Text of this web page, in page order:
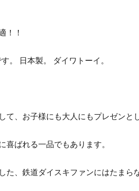
！
。 日本製。 ダイワトーイ。
て、お子様にも大人にもプレゼンと
喜ばれる一品でもあります。
た、鉄道ダイスキファンにはたまら